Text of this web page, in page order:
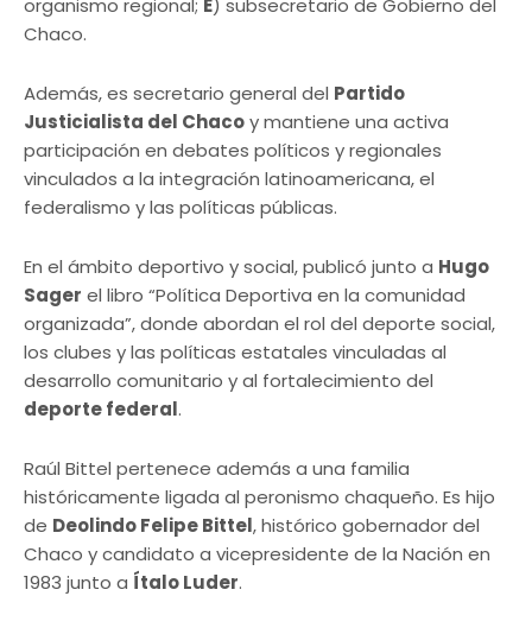
Chaco.
Además, es secretario general del Partido
Justicialista del Chacoy mantiene una activa
participación en debates políticos y regionales
vinculados a la integración latinoamericana, el
federalismo y las políticas públicas.
En el ámbito deportivo y social, publicó junto a Hugo
Sager el libro “Política Deportiva en la comunidad
organizada”, donde abordan el rol del deporte social,
los clubes y las políticas estatales vinculadas al
desarrollo comunitario y al fortalecimiento del
deporte federal.
Raúl Bittel pertenece además a una familia
históricamente ligada al peronismo chaqueño. Es hijo
de Deolindo Felipe Bittel, histórico gobernador del
Chaco y candidato a vicepresidente de la Nación en
1983 junto a Ítalo Luder.